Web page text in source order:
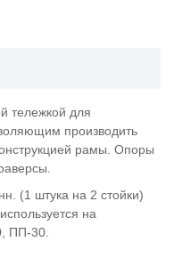
тележкой для
производить
рамы. Опоры
(1 штука на 2 стойки)
на
ПП-30.